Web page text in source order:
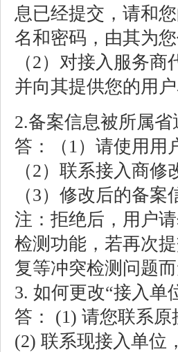
息已经提交，请和
名和密码，由其为您
（2）对接入服务
并向其提供您的用
2.备案信息被所属
答：（1）请使用用
（2）联系接入商
（3）修改后的备
注：拒绝后，用户
检测功能，若再次
复等冲突检测问题
3. 如何更改“接入单
答： (1) 请您联系
(2) 联系现接入单位